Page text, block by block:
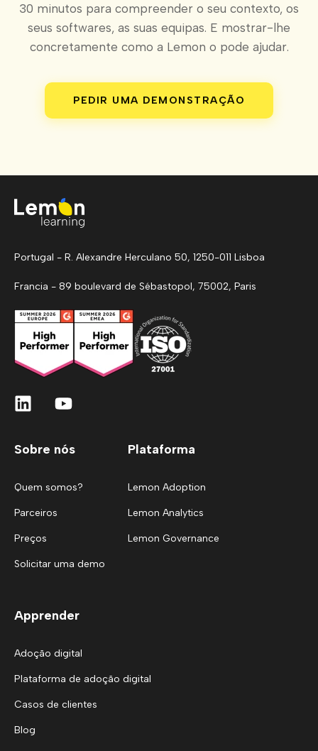
30 minutos para compreender o seu contexto, os
seus softwares, as suas equipas. E mostrar-lhe
concretamente como a Lemon o pode ajudar.
PEDIR UMA DEMONSTRAÇÃO
Portugal - R. Alexandre Herculano 50, 1250-011 Lisboa
Francia - 89 boulevard de Sébastopol, 75002, Paris
Sobre nós
Quem somos?
Parceiros
Preços
Solicitar uma demo
Plataforma
Lemon Adoption
Lemon Analytics
Lemon Governance
Apprender
Adoção digital
Plataforma de adoção digital
Casos de clientes
Blog